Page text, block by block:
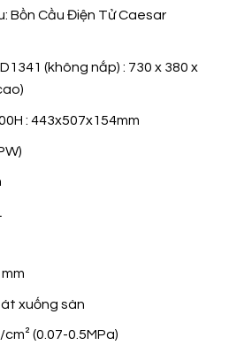
Bồn Cầu Điện Tử Caesar
(không nắp) : 730 x 380 x
: 443x507x154mm
xuống sàn
(0.07-0.5MPa)